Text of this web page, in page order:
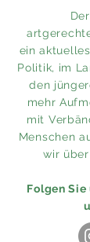
ein
Politik, im
den
mehr
mit
Menschen
wir
Folgen